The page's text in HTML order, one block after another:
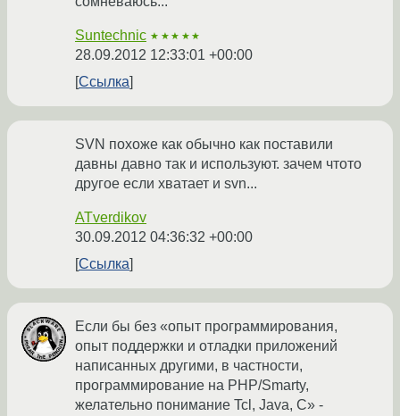
Suntechnic ★★★★★
28.09.2012 12:33:01 +00:00
Ссылка
SVN похоже как обычно как поставили
давны давно так и используют. зачем чтото
другое если хватает и svn...
ATverdikov
30.09.2012 04:36:32 +00:00
Ссылка
Если бы без «опыт программирования,
опыт поддержки и отладки приложений
написанных другими, в частности,
программирование на PHP/Smarty,
желательно понимание Tcl, Java, С» -